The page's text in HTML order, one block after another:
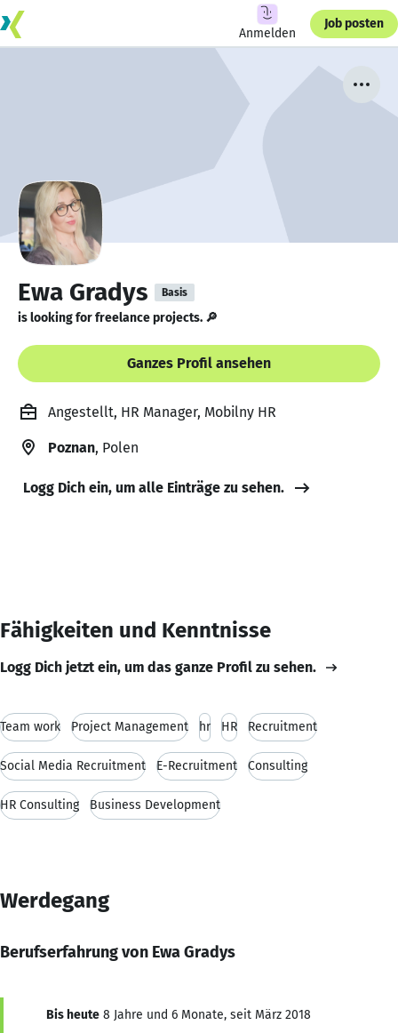
Anmelden
Job posten
Ewa Gradys Basis
is looking for freelance projects. 🔎
Ganzes Profil ansehen
Angestellt, HR Manager, Mobilny HR
Poznan, Polen
Logg Dich ein, um alle Einträge zu sehen.
Fähigkeiten und Kenntnisse
Logg Dich jetzt ein, um das ganze Profil zu sehen.
Team work Project Management hr HR Recruitment
Social Media Recruitment E-Recruitment Consulting
HR Consulting Business Development
Werdegang
Berufserfahrung von Ewa Gradys
Bis heute 8 Jahre und 6 Monate, seit März 2018